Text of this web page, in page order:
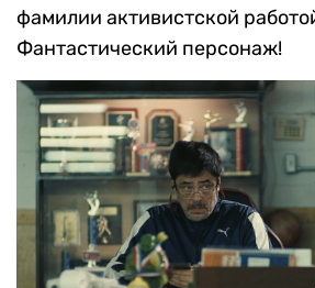
фамилии активистской
Фантастический персонаж!